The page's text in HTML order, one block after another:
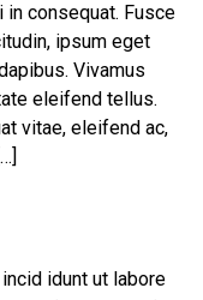
consequat. Fusce
ipsum eget
Vivamus
eleifend tellus.
vitae, eleifend ac,
idunt ut labore